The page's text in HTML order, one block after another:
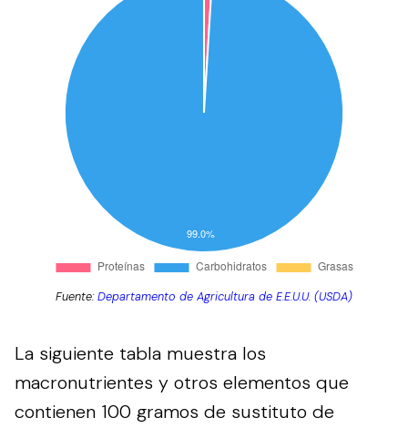
Fuente:Departamento de Agricultura de E.E.U.U. (USDA)
La siguiente tabla muestra los
macronutrientes y otros elementos que
contienen 100 gramos de sustituto de